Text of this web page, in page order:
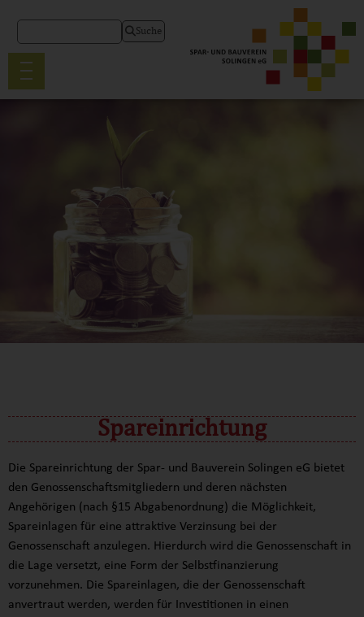
Suche
Spareinrichtung
Die Spareinrichtung der Spar- und Bauverein Solingen eG bietet
den Genossenschaftsmitgliedern und deren nächsten
Angehörigen (nach §15 Abgabenordnung) die Möglichkeit,
Spareinlagen für eine attraktive Verzinsung bei der
Genossenschaft anzulegen. Hierdurch wird die Genossenschaft in
die Lage versetzt, eine Form der Selbstfinanzierung
vorzunehmen. Die Spareinlagen, die der Genossenschaft
anvertraut werden, werden für Investitionen in einen